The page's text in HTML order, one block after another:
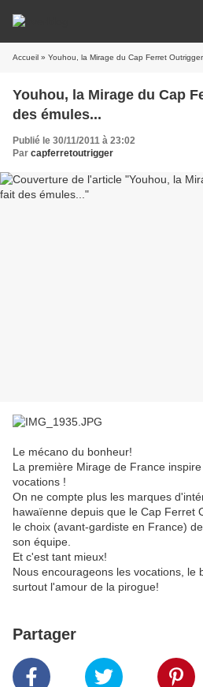
Accueil » Youhou, la Mirage du Cap Ferret Outrigger
Youhou, la Mirage du Cap
des émules...
Publié le 30/11/2011 à 23:02
Par capferretoutrigger
Le mécano du bonheur!
La première Mirage de France
vocations !
On ne compte plus les marques
hawaïenne depuis que le Cap Ferret
le choix (avant-gardiste en France)
son équipe.
Et c'est tant mieux!
Nous encourageons les vocations, le
surtout l'amour de la pirogue!
Partager